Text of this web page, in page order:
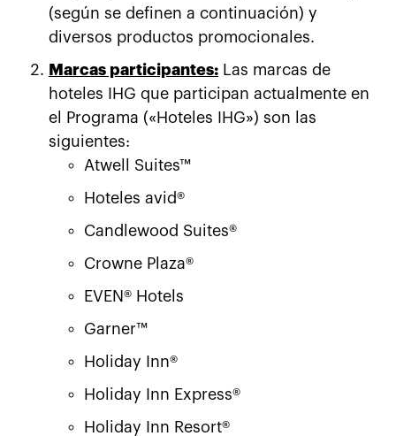
(según se definen a continuación) y
diversos productos promocionales.
Marcas participantes: Las marcas de
hoteles IHG que participan actualmente en
el Programa («Hoteles IHG») son las
siguientes:
Atwell Suites™
Hoteles avid®
Candlewood Suites®
Crowne Plaza®
EVEN® Hotels
Garner™
Holiday Inn®
Holiday Inn Express®
Holiday Inn Resort®